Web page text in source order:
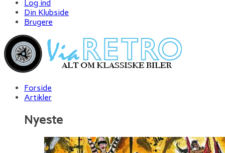
Log ind
Din Klubside
Brugere
Forside
Artikler
Nyeste